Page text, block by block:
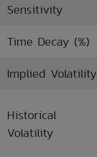
Sensitivity
Time Decay (%)
Implied Volatility
Historical
Volatility